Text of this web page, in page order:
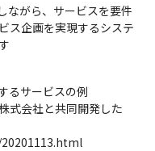
ながら、サービスを要件
ス企画を実現するシステ
るサービスの例
式会社と共同開発した